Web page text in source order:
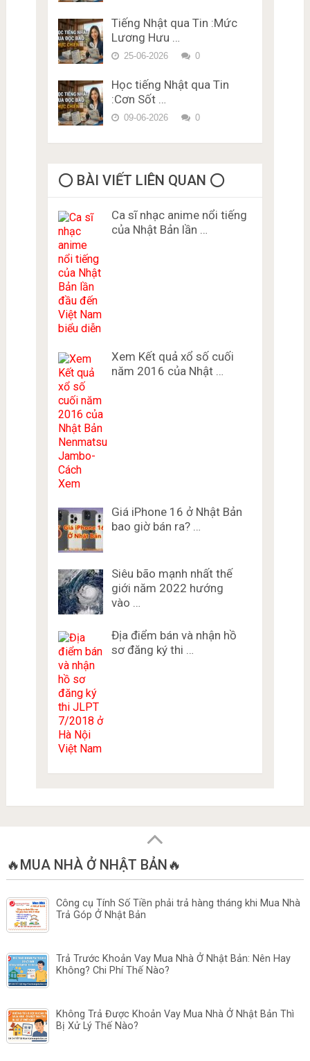
Tiếng Nhật qua Tin :Mức
Lương Hưu …
25-06-2026 0
Học tiếng Nhật qua Tin
:Cơn Sốt …
09-06-2026 0
⭕️ BÀI VIẾT LIÊN QUAN ⭕️
Ca sĩ nhạc anime nổi tiếng
của Nhật Bản lần …
Xem Kết quả xổ số cuối
năm 2016 của Nhật …
Giá iPhone 16 ở Nhật Bản
bao giờ bán ra? …
Siêu bão mạnh nhất thế
giới năm 2022 hướng
vào …
Địa điểm bán và nhận hồ
sơ đăng ký thi …
🔥MUA NHÀ Ở NHẬT BẢN🔥
Công cụ Tính Số Tiền phải trả hàng tháng khi Mua Nhà
Trả Góp Ở Nhật Bản
Trả Trước Khoản Vay Mua Nhà Ở Nhật Bản: Nên Hay
Không? Chi Phí Thế Nào?
Không Trả Được Khoản Vay Mua Nhà Ở Nhật Bản Thì
Bị Xử Lý Thế Nào?